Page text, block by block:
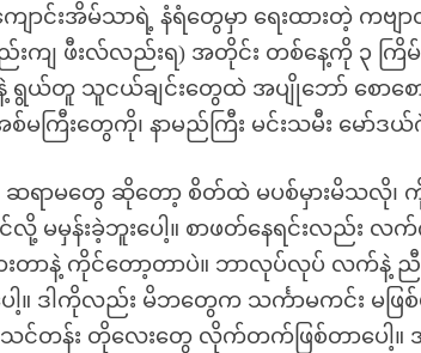
င်းအိမ်သာရဲ့ နံရံတွေမှာ ရေးထားတဲ့ ကဗျာ
ည်းကျ ဖီးလ်လည်းရ) အတိုင်း တစ်နေ့ကို ၃ ကြိ
သူငယ်ချင်းတွေထဲ အပျိုဘော် စောစောဝင်
မကြီးတွေကို၊ နာမည်ကြီး မင်းသမီး မော်ဒ
ရာမတွေ ဆိုတော့ စိတ်ထဲ မပစ်မှားမိသလို၊
မမှန်းခဲ့ဘူးပေါ့။ စာဖတ်နေရင်းလည်း
တာနဲ့ ကိုင်တော့တာပဲ။ ဘာလုပ်လုပ် လက်နဲ့ ညီလ
။ ဒါကိုလည်း မိဘတွေက သင်္ကာမကင်း မဖြစ်
သင်တန်း တိုလေးတွေ လိုက်တက်ဖြစ်တာပေါ့။